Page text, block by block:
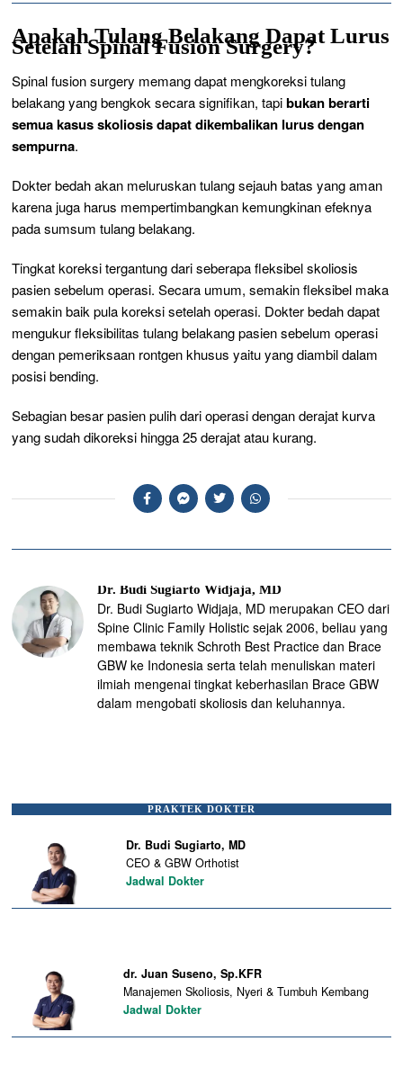
Apakah Tulang Belakang Dapat Lurus
Setelah Spinal Fusion Surgery?
Spinal fusion surgery memang dapat mengkoreksi tulang
belakang yang bengkok secara signifikan, tapibukan berarti
semua kasus skoliosis dapat dikembalikan lurus dengan
sempurna.
Dokter bedah akan meluruskan tulang sejauh batas yang aman
karena juga harus mempertimbangkan kemungkinan efeknya
pada sumsum tulang belakang.
Tingkat koreksi tergantung dari seberapa fleksibel skoliosis
pasien sebelum operasi. Secara umum, semakin fleksibel maka
semakin baik pula koreksi setelah operasi. Dokter bedah dapat
mengukur fleksibilitas tulang belakang pasien sebelum operasi
dengan pemeriksaan rontgenkhusus yaitu yang diambil dalam
posisibending.
Sebagian besar pasien pulih dari operasi dengan derajat kurva
yang sudah dikoreksi hingga 25 derajat atau kurang.
Dr. Budi Sugiarto Widjaja, MD
Dr. Budi Sugiarto Widjaja, MD merupakan CEO dari
Spine Clinic Family Holistic sejak 2006, beliau yang
membawa teknik Schroth Best Practice dan Brace
GBW ke Indonesia serta telah menuliskan materi
ilmiah mengenai tingkat keberhasilan Brace GBW
dalam mengobati skoliosis dan keluhannya.
PRAKTEK DOKTER
Dr. Budi Sugiarto, MD
CEO & GBW Orthotist
Jadwal Dokter
dr. Juan Suseno, Sp.KFR
Manajemen Skoliosis, Nyeri & Tumbuh Kembang
Jadwal Dokter